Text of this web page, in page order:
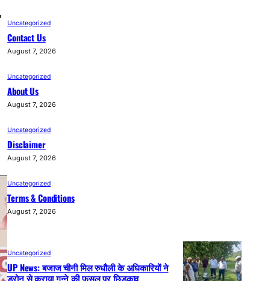
Uncategorized
Contact Us
August 7, 2026
Uncategorized
About Us
August 7, 2026
Uncategorized
Disclaimer
August 7, 2026
Uncategorized
Terms & Conditions
August 7, 2026
Uncategorized
UP News: बजाज चीनी मिल रुधौली के अधिकारियों ने
ड्रोन से कराया गन्ने की फसल पर छिड़काव